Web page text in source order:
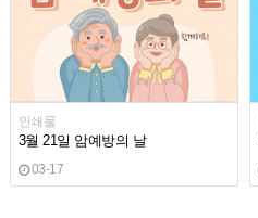
인쇄물
3월 21일 암예방의 날
03-17